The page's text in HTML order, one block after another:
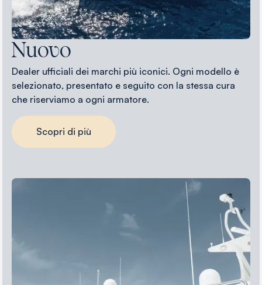
Nuovo
Dealer ufficiali dei marchi più iconici. Ogni modello è
selezionato, presentato e seguito con la stessa cura
che riserviamo a ogni armatore.
Scopri di più